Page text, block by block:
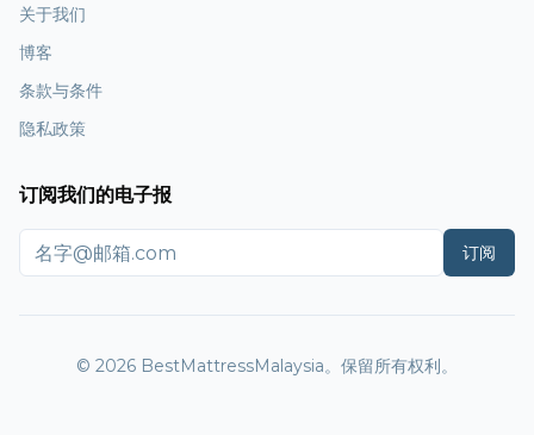
关于我们
博客
条款与条件
隐私政策
订阅我们的电子报
订阅
© 2026 BestMattressMalaysia。保留所有权利。